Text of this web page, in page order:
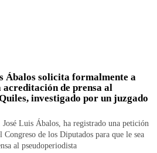
Ábalos solicita formalmente a
de prensa al
investigado por un juzgado
Luis Ábalos, ha registrado una petición
Congreso de los Diputados para que le sea
al pseudoperiodista